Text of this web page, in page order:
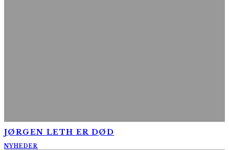
JØRGEN LETH ER DØD
NYHEDER